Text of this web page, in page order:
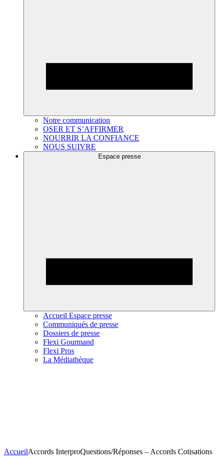
Notre communication
OSER ET S’AFFIRMER
NOURRIR LA CONFIANCE
NOUS SUIVRE
Espace presse
Accueil Espace presse
Communiqués de presse
Dossiers de presse
Flexi Gourmand
Flexi Pros
La Médiathèque
AccueilAccords InterproQuestions/Réponses – Accords Cotisations